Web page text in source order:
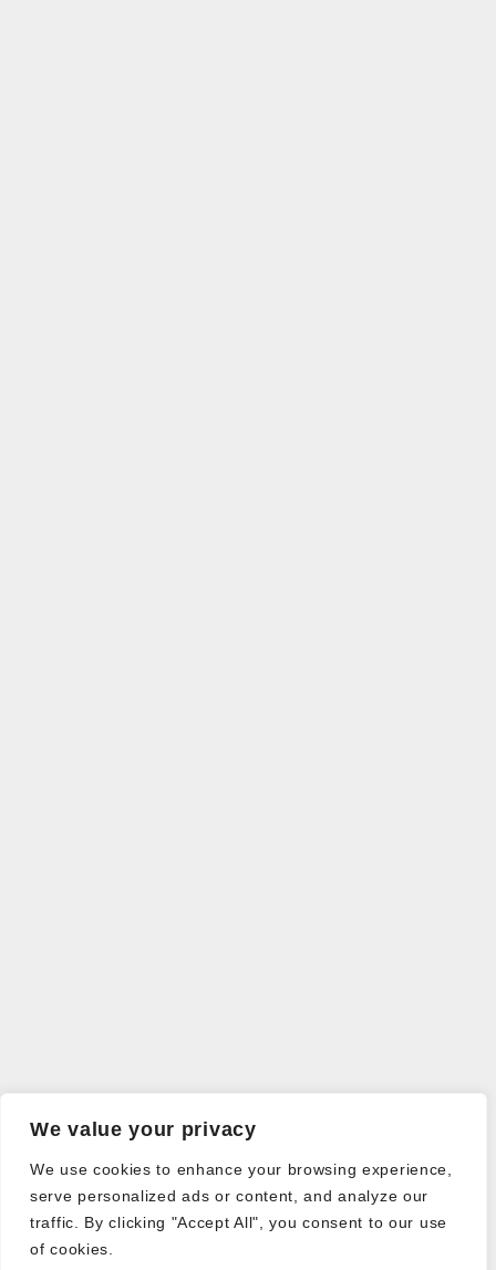
We value your privacy
We use cookies to enhance your browsing experience,
serve personalized ads or content, and analyze our
traffic. By clicking "Accept All", you consent to our use
of cookies.